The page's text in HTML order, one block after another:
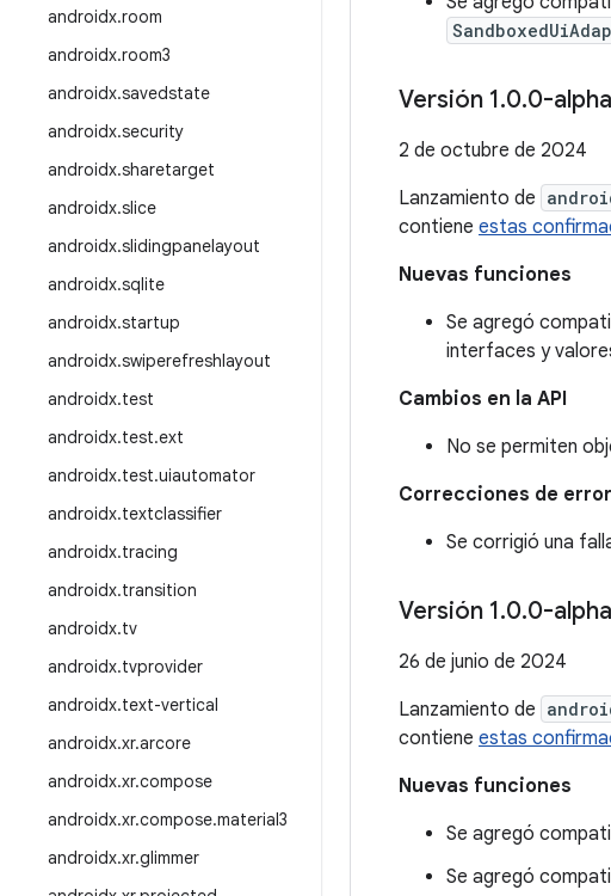
androidx.room
androidx.room3
androidx.savedstate
androidx.security
androidx.sharetarget
androidx.slice
androidx.slidingpanelayout
androidx.sqlite
androidx.startup
androidx.swiperefreshlayout
androidx.test
androidx.test.ext
androidx.test.uiautomator
androidx.textclassifier
androidx.tracing
androidx.transition
androidx.tv
androidx.tvprovider
androidx.text-vertical
androidx.xr.arcore
androidx.xr.compose
androidx.xr.compose.material3
androidx.xr.glimmer
Versión 1.0.0-
2 de octubre de 2024
Lanzamiento de
contiene estas
Nuevas funciones
Se agregó
interfaces y
Cambios en la API
No se permiten
Correcciones de
Se corrigió una
Versión 1.0.0-
26 de junio de 2024
Lanzamiento de
contiene estas
Nuevas funciones
Se agregó
Se agregó